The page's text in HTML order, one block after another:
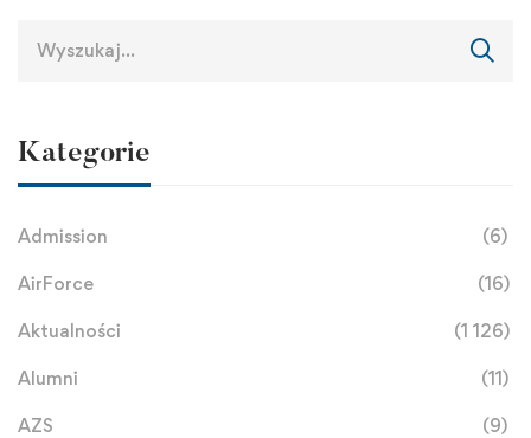
Kategorie
Admission (6)
AirForce (16)
Aktualności (1 126)
Alumni (11)
AZS (9)